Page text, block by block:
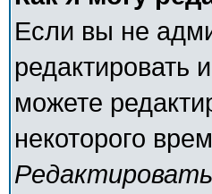
Если вы не
редактировать
можете
некоторого
Редактировать